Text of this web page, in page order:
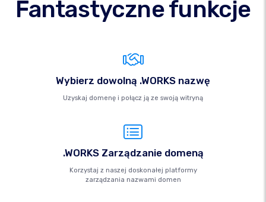
Fantastyczne funkcje
Wybierz dowolną .WORKS nazwę
Uzyskaj domenę i połącz ją ze swoją witryną
.WORKS Zarządzanie domeną
Korzystaj z naszej doskonałej platformy
zarządzania nazwami domen